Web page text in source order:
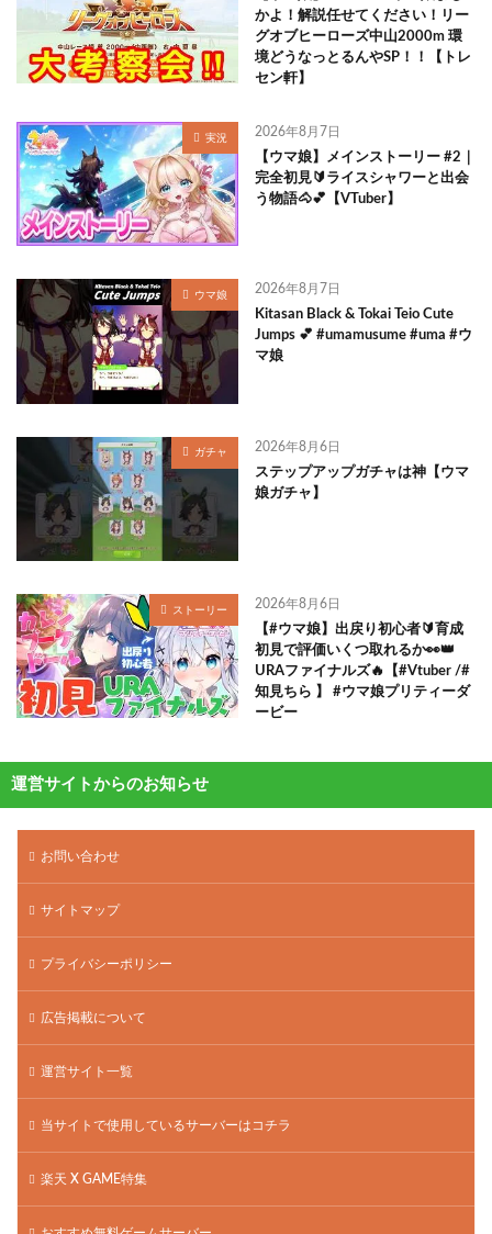
かよ！解説任せてください！リー
グオブヒーローズ中山2000m 環
境どうなっとるんやSP！！【トレ
セン軒】
実況 2026年8月7日
【ウマ娘】メインストーリー #2｜
完全初見🔰ライスシャワーと出会
う物語🐴💕【VTuber】
ウマ娘 2026年8月7日
Kitasan Black & Tokai Teio Cute
Jumps 💕 #umamusume #uma #ウ
マ娘
ガチャ 2026年8月6日
ステップアップガチャは神【ウマ
娘ガチャ】
ストーリー 2026年8月6日
【#ウマ娘】出戻り初心者🔰育成
初見で評価いくつ取れるか👀👑
URAファイナルズ🔥【#Vtuber /#
知見ちら 】 #ウマ娘プリティーダ
ービー
運営サイトからのお知らせ
お問い合わせ
サイトマップ
プライバシーポリシー
広告掲載について
運営サイト一覧
当サイトで使用しているサーバーはコチラ
楽天 X GAME特集